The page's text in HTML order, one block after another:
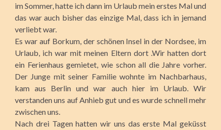
im Sommer, hatte ich dann im Urlaub mein erstes Mal und
das war auch bisher das einzige Mal, dass ich in jemand
verliebt war.
Es war auf Borkum, der schönen Insel in der Nordsee, im
Urlaub, ich war mit meinen Eltern dort .Wir hatten dort
ein Ferienhaus gemietet, wie schon all die Jahre vorher.
Der Junge mit seiner Familie wohnte im Nachbarhaus,
kam aus Berlin und war auch hier im Urlaub. Wir
verstanden uns auf Anhieb gut und es wurde schnell mehr
zwischen uns.
Nach drei Tagen hatten wir uns das erste Mal geküsst